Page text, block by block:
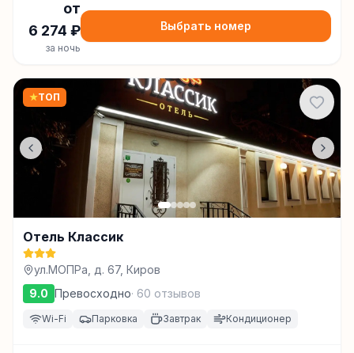
от
6 274 ₽
за ночь
Выбрать номер
★ТОП
Отель Классик
ул.МОПРа, д. 67, Киров
9.0 Превосходно· 60 отзывов
Wi-Fi Парковка Завтрак Кондиционер